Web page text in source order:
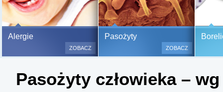
Alergie
Bezbolesne testy alergiczne
500 alergenów oraz zabiegi
odczulające.
(bez nakłuwania i nacinania,
bardzo ważne w przypadku
ZOBACZ
Pasożyty
ZOBACZ
Pasożyty człowieka –